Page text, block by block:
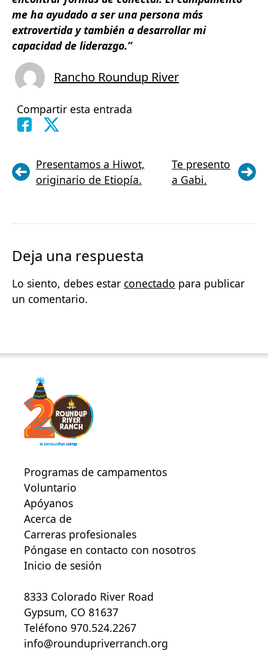
me ha ayudado a ser una persona más
extrovertida y también a desarrollar mi
capacidad de liderazgo.”
Rancho Roundup River
Compartir esta entrada
Presentamos a Hiwot,
originario de Etiopía.
Te presento
a Gabi.
Deja una respuesta
Lo siento, debes estar conectado para publicar
un comentario.
Programas de campamentos
Voluntario
Apóyanos
Acerca de
Carreras profesionales
Póngase en contacto con nosotros
Inicio de sesión
8333 Colorado River Road
Gypsum, CO 81637
Teléfono 970.524.2267
info@roundupriverranch.org